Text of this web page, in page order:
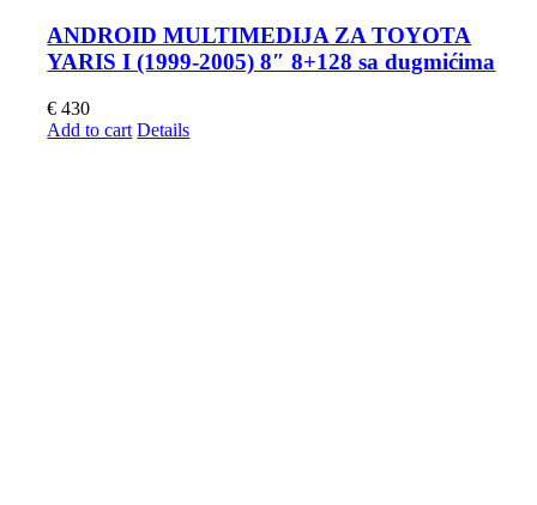
ANDROID MULTIMEDIJA ZA TOYOTA
YARIS I (1999-2005) 8″ 8+128 sa dugmićima
€ 430
Add to cart Details